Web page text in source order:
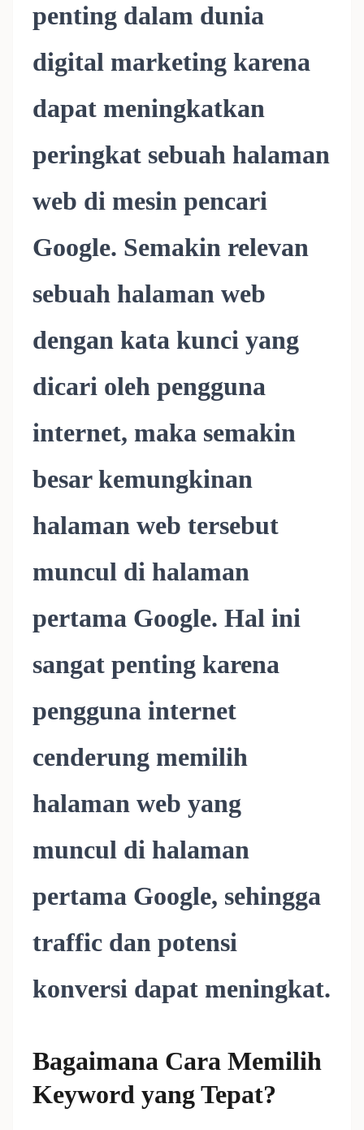
penting dalam dunia
digital marketing karena
dapat meningkatkan
peringkat sebuah halaman
web di mesin pencari
Google. Semakin relevan
sebuah halaman web
dengan kata kunci yang
dicari oleh pengguna
internet, maka semakin
besar kemungkinan
halaman web tersebut
muncul di halaman
pertama Google. Hal ini
sangat penting karena
pengguna internet
cenderung memilih
halaman web yang
muncul di halaman
pertama Google, sehingga
traffic dan potensi
konversi dapat meningkat.
Bagaimana Cara Memilih
Keyword yang Tepat?